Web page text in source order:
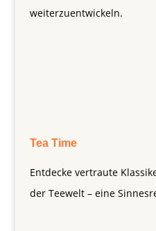
weiterzuentwickeln.
Tea Time
Entdecke vertraute
der Teewelt – eine